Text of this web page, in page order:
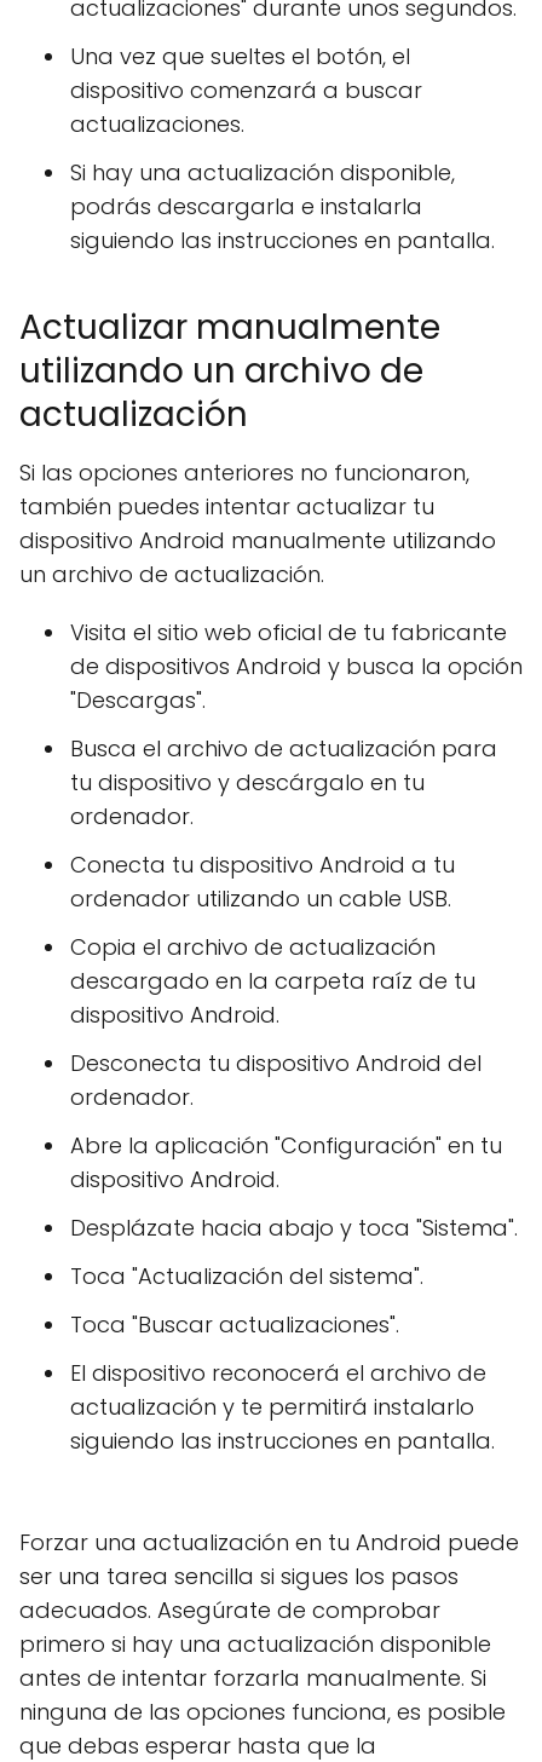
actualizaciones" durante unos segundos.
Una vez que sueltes el botón, el
dispositivo comenzará a buscar
actualizaciones.
Si hay una actualización disponible,
podrás descargarla e instalarla
siguiendo las instrucciones en pantalla.
Actualizar manualmente
utilizando un archivo de
actualización
Si las opciones anteriores no funcionaron,
también puedes intentar actualizar tu
dispositivo Android manualmente utilizando
un archivo de actualización.
Visita el sitio web oficial de tu fabricante
de dispositivos Android y busca la opción
"Descargas".
Busca el archivo de actualización para
tu dispositivo y descárgalo en tu
ordenador.
Conecta tu dispositivo Android a tu
ordenador utilizando un cable USB.
Copia el archivo de actualización
descargado en la carpeta raíz de tu
dispositivo Android.
Desconecta tu dispositivo Android del
ordenador.
Abre la aplicación "Configuración" en tu
dispositivo Android.
Desplázate hacia abajo y toca "Sistema".
Toca "Actualización del sistema".
Toca "Buscar actualizaciones".
El dispositivo reconocerá el archivo de
actualización y te permitirá instalarlo
siguiendo las instrucciones en pantalla.
Forzar una actualización en tu Android puede
ser una tarea sencilla si sigues los pasos
adecuados. Asegúrate de comprobar
primero si hay una actualización disponible
antes de intentar forzarla manualmente. Si
ninguna de las opciones funciona, es posible
que debas esperar hasta que la